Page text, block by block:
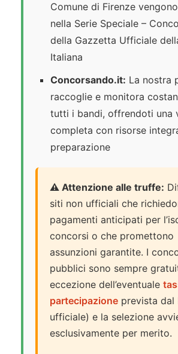
Comune di Firenze
nella Serie Speciale –
della Gazzetta Ufficiale
Italiana
Concorsando.it: La nostra
raccoglie e monitora
tutti i bandi, offrendoti una
completa con risorse
preparazione
⚠️ Attenzione alle truffe:
siti non ufficiali che
pagamenti anticipati per
concorsi o che promettono
assunzioni garantite. I
pubblici sono sempre
eccezione dell’eventuale
partecipazione prevista dal
ufficiale) e la selezione
esclusivamente per merito.